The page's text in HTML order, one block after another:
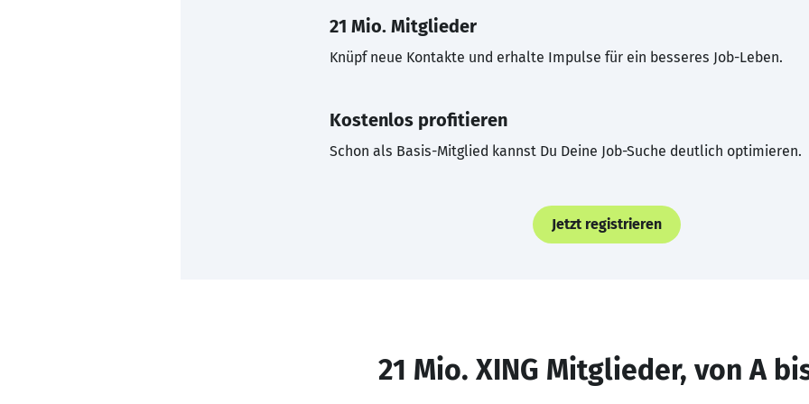
21 Mio. Mitglieder
Knüpf neue Kontakte und erhalte Impulse für ein besseres Job-Leben.
Kostenlos profitieren
Schon als Basis-Mitglied kannst Du Deine Job-Suche deutlich optimieren.
Jetzt registrieren
21 Mio. XING Mitglieder, von A